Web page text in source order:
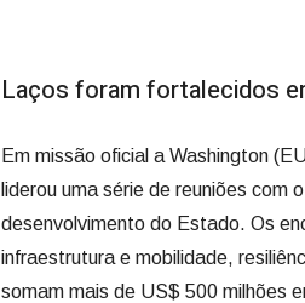
Laços foram fortalecidos
Em missão oficial a Washington
liderou uma série de reuniões
desenvolvimento do Estado. Os
infraestrutura e mobilidade,
somam mais de US$ 500 milhões